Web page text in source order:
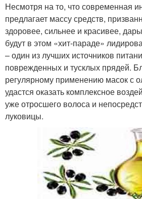
Несмотря на то, что современная
предлагает массу средств,
здоровее, сильнее и красивее,
будут в этом «хит-параде»
– один из лучших источников
поврежденных и тусклых прядей.
регулярному применению масок с
удастся оказать комплексное
уже отросшего волоса и
луковицы.